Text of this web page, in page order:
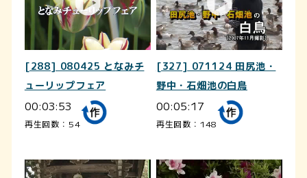
[288] 080425 となみチ
ューリップフェア
00:03:53
再生回数：54
[327] 071124 田尻池・
野中・石畑池の白鳥
00:05:17
再生回数：148